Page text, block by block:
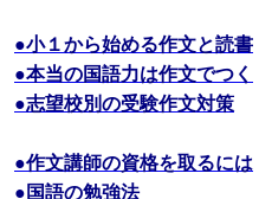
●小１から始める作文と読書
●本当の国語力は作文でつく
●志望校別の受験作文対策
●作文講師の資格を取るには
●国語の勉強法